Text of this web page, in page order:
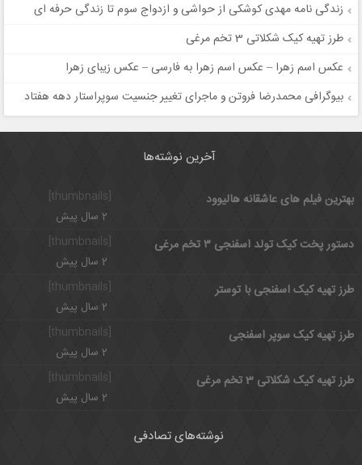
زندگی نامه مهدی کوشکی از حواشی و ازدواج سوم تا زندگی حرفه ای
طرز تهیه کیک شکلاتی 3 تخم مرغی
عکس اسم زهرا – عکس اسم زهرا به فارسی – عکس زیبای زهرا
بیوگرافی محمدرضا فروتن و ماجرای تغییر جنسیت سوپراستار دهه هفتاد
آخرین نوشته‌ها
بهترین فیلم های عاشقانه هالیوود
2 سال پیش
[thumbnails]
دستور پخت کیک تولد اسفنجی ۳ تخم مرغی
2 سال پیش
طرز تهیه کیک اسفنجی با توستر
2 سال پیش
[thumbnails]
طرز تهیه کیک سوپر اسفنجی
2 سال پیش
طرز تهیه کیک شکلاتی 3 تخم مرغی
2 سال پیش
نوشته‌های تصادفی